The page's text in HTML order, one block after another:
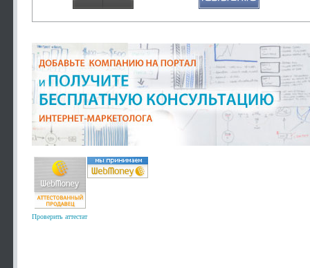
Проверить аттестат